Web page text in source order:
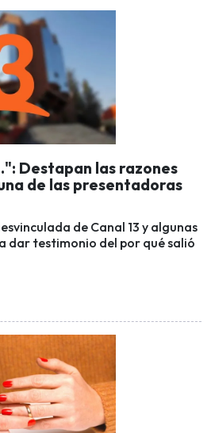
Destapan las razones
de las presentadoras
de Canal 13 y algunas
dar testimonio del por qué salió